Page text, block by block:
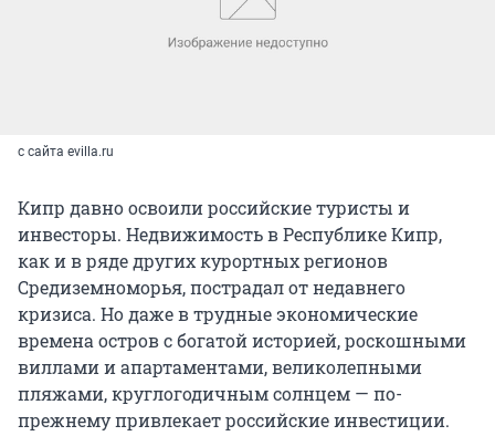
с сайта evilla.ru
Кипр давно освоили российские туристы и
инвесторы. Недвижимость в Республике Кипр,
как и в ряде других курортных регионов
Средиземноморья, пострадал от недавнего
кризиса. Но даже в трудные экономические
времена остров с богатой историей, роскошными
виллами и апартаментами, великолепными
пляжами, круглогодичным солнцем — по-
прежнему привлекает российские инвестиции.